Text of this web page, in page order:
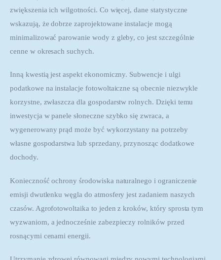
zwiększenia ich wilgotności. Co więcej, dane statystyczne
wskazują, że dobrze zaprojektowane instalacje mogą
minimalizować parowanie wody z gleby, co jest szczególnie
cenne w okresach suchych.
Inną kwestią jest aspekt ekonomiczny. Subwencje i ulgi
podatkowe na instalacje fotowoltaiczne są obecnie niezwykle
korzystne, zwłaszcza dla gospodarstw rolnych. Dzięki temu
inwestycja w panele słoneczne szybko się zwraca, a
wygenerowany prąd może być wykorzystany na potrzeby
własne gospodarstwa lub sprzedany, przynosząc dodatkowe
dochody.
Konieczność ochrony środowiska naturalnego i ograniczenie
emisji dwutlenku węgla do atmosfery jest zadaniem naszych
czasów. Agrofotowoltaika to jeden z kroków, który sprosta tym
wyzwaniom, a jednocześnie zabezpieczy rolników przed
rosnącymi cenami energii.